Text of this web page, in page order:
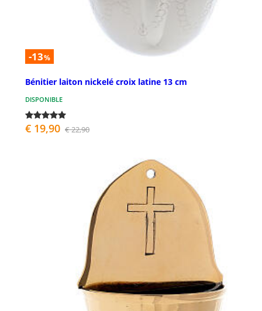
-13%
Bénitier laiton nickelé croix latine 13 cm
DISPONIBLE
€ 19,90 € 22,90